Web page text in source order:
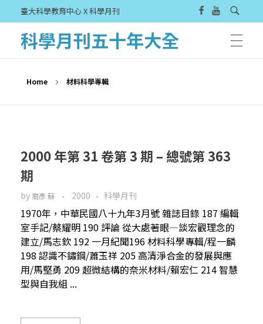
臺大科學教育中心 X 科學月刊
科學月刊五十年大全
Home 材料科學專輯
2000 年第 31 卷第 3 期 – 總號第 363
期
by 裔彥 蘇 2000 科學月刊
1970年，中華民國八十九年3月號 雜誌目錄 187 編輯
室手記/蔡耀明 190 評論 從大處著眼—談宏觀理念的
建立/馬志欽 192 一月紀聞196 材料科學專輯/程一麟
198 認識不鏽鋼/蕭玉祥 205 高清淨合金的發展與應
用/馬堅勇 209 超微結構的奈米材料/賴宏仁 214 智慧
型與自我組 ...